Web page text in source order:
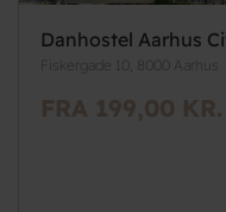
Danhostel Aarhus
Fiskergade 10, 8000 Aarhus
FRA 199,00 KR.